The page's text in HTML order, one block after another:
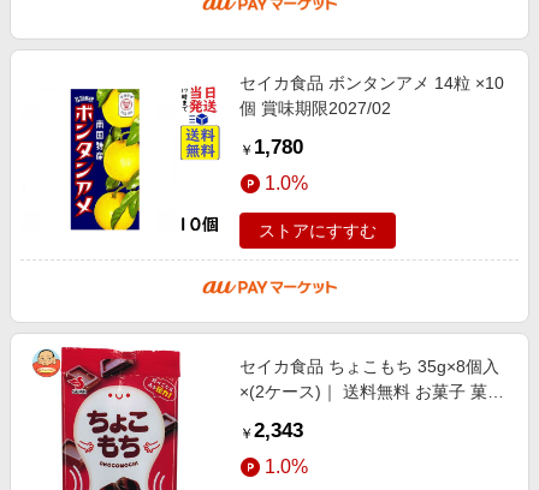
セイカ食品 ボンタンアメ 14粒 ×10
個 賞味期限2027/02
￥ 1,780
1.0%
ストアにすすむ
セイカ食品 ちょこもち 35g×8個入
×(2ケース)｜ 送料無料 お菓子 菓子
￥ 2,343
1.0%